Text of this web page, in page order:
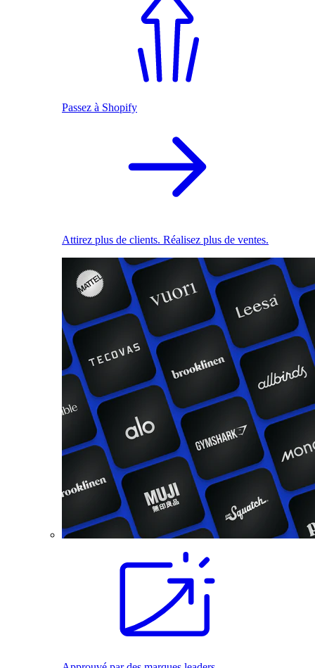
Passez à Shopify
Attirez plus de clients. Réalisez plus de ventes.